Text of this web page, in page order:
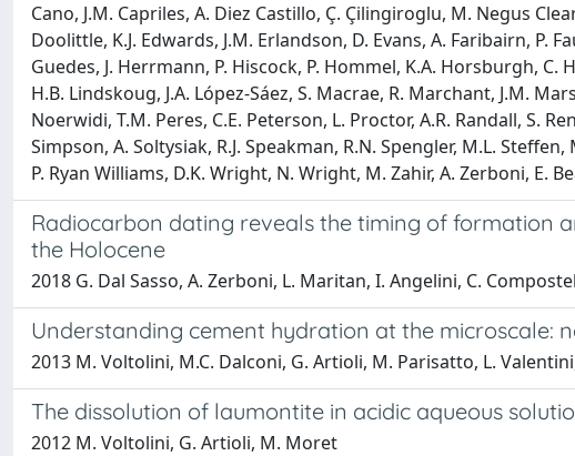
Cano, J.M. Capriles, A. Diez Castillo, Ç. Çilingiroglu, M. Negus
Doolittle, K.J. Edwards, J.M. Erlandson, D. Evans, A. Faribairn, P.
Guedes, J. Herrmann, P. Hiscock, P. Hommel, K.A. Horsburgh, C.
H.B. Lindskoug, J.A. López-Sáez, S. Macrae, R. Marchant, J.M.
Noerwidi, T.M. Peres, C.E. Peterson, L. Proctor, A.R. Randall, S.
Simpson, A. Soltysiak, R.J. Speakman, R.N. Spengler, M.L.
P. Ryan Williams, D.K. Wright, N. Wright, M. Zahir, A. Zerboni, E.
Radiocarbon dating reveals the timing of formation
the Holocene
2018 G. Dal Sasso, A. Zerboni, L. Maritan, I. Angelini, C.
Understanding cement hydration at the
2013 M. Voltolini, M.C. Dalconi, G. Artioli, M. Parisatto, L.
The dissolution of laumontite in acidic aqueous
2012 M. Voltolini, G. Artioli, M. Moret